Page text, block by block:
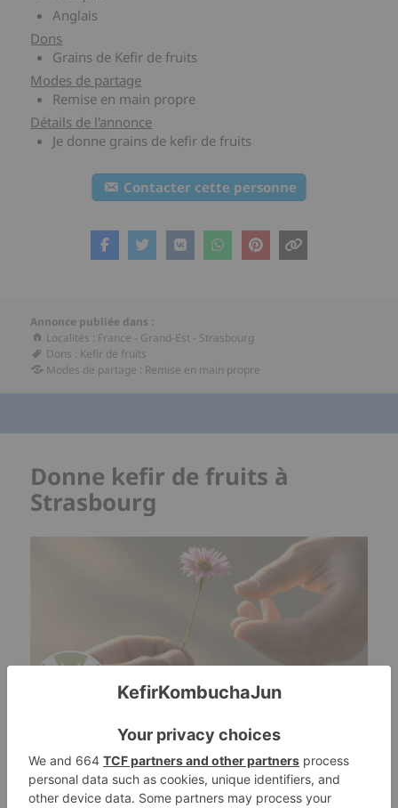
Anglais
Dons
Grains de Kefir de fruits
Modes de partage
Remise en main propre
Détails de l'annonce
Je donne grains de kefir de fruits
Contacter cette personne
Annonce publiée dans :
Localités : France - Grand-Est - Strasbourg
Dons : Kefir de fruits
Modes de partage : Remise en main propre
Donne kefir de fruits à
Strasbourg
Lu∗∗∗∗
Strasbourg 67000 Grand Est France
Langues